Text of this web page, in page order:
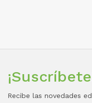
Recibe las novedades